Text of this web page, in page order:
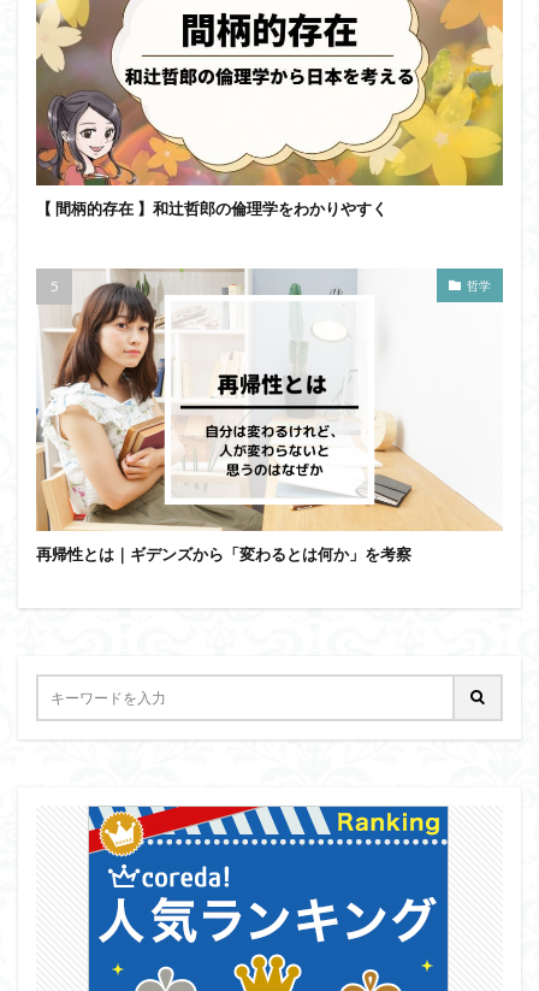
【 間柄的存在 】和辻哲郎の倫理学をわかりやすく
哲学
再帰性とは｜ギデンズから「変わるとは何か」を考察